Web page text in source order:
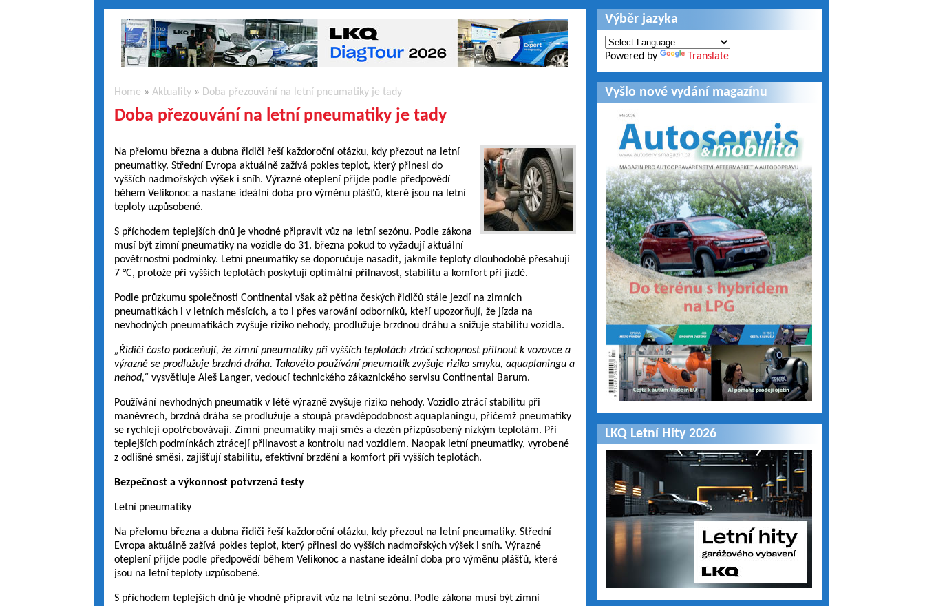
Home » Aktuality» Doba přezouvání na letní pneumatiky je tady
Doba přezouvání na letní pneumatiky je tady
Na přelomu března a dubna řidiči řeší každoroční otázku, kdy přezout na letní
pneumatiky. Střední Evropa aktuálně zažívá pokles teplot, který přinesl do
vyšších nadmořských výšek i sníh. Výrazné oteplení přijde podle předpovědí
během Velikonoc a nastane ideální doba pro výměnu plášťů, které jsou na letní
teploty uzpůsobené.
S příchodem teplejších dnů je vhodné připravit vůz na letní sezónu. Podle zákona
musí být zimní pneumatiky na vozidle do 31. března pokud to vyžadují aktuální
povětrnostní podmínky. Letní pneumatiky se doporučuje nasadit, jakmile teploty dlouhodobě přesahují
7 °C, protože při vyšších teplotách poskytují optimální přilnavost, stabilitu a komfort při jízdě.
Podle průzkumu společnosti Continental však až pětina českých řidičů stále jezdí na zimních
pneumatikách i v letních měsících, a to i přes varování odborníků, kteří upozorňují, že jízda na
nevhodných pneumatikách zvyšuje riziko nehody, prodlužuje brzdnou dráhu a snižuje stabilitu vozidla.
„Řidiči často podceňují, že zimní pneumatiky při vyšších teplotách ztrácí schopnost přilnout k vozovce a
výrazně se prodlužuje brzdná dráha. Takovéto používání pneumatik zvyšuje riziko smyku, aquaplaningu a
nehod,“ vysvětluje Aleš Langer, vedoucí technického zákaznického servisu Continental Barum.
Používání nevhodných pneumatik v létě výrazně zvyšuje riziko nehody. Vozidlo ztrácí stabilitu při
manévrech, brzdná dráha se prodlužuje a stoupá pravděpodobnost aquaplaningu, přičemž pneumatiky
se rychleji opotřebovávají. Zimní pneumatiky mají směs a dezén přizpůsobený nízkým teplotám. Při
teplejších podmínkách ztrácejí přilnavost a kontrolu nad vozidlem. Naopak letní pneumatiky, vyrobené
z odlišné směsi, zajišťují stabilitu, efektivní brzdění a komfort při vyšších teplotách.
Bezpečnost a výkonnost potvrzená testy
Letní pneumatiky
Na přelomu března a dubna řidiči řeší každoroční otázku, kdy přezout na letní pneumatiky. Střední
Evropa aktuálně zažívá pokles teplot, který přinesl do vyšších nadmořských výšek i sníh. Výrazné
oteplení přijde podle předpovědí během Velikonoc a nastane ideální doba pro výměnu plášťů, které
jsou na letní teploty uzpůsobené.
S příchodem teplejších dnů je vhodné připravit vůz na letní sezónu. Podle zákona musí být zimní
Výběr jazyka
Powered by Translate
Vyšlo nové vydání magazínu
LKQ Letní Hity 2026